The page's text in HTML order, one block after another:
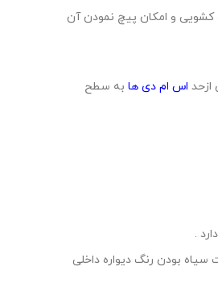
و امکان پیچ نمودن آن
اس ام دی ها به سطح
بودن رنگ دیواره داخلی